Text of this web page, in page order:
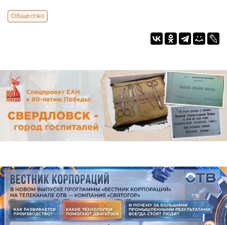
Общество